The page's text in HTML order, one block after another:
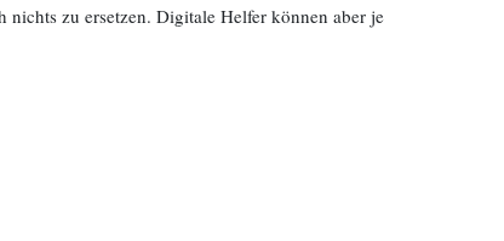
zu ersetzen. Digitale Helfer können aber je